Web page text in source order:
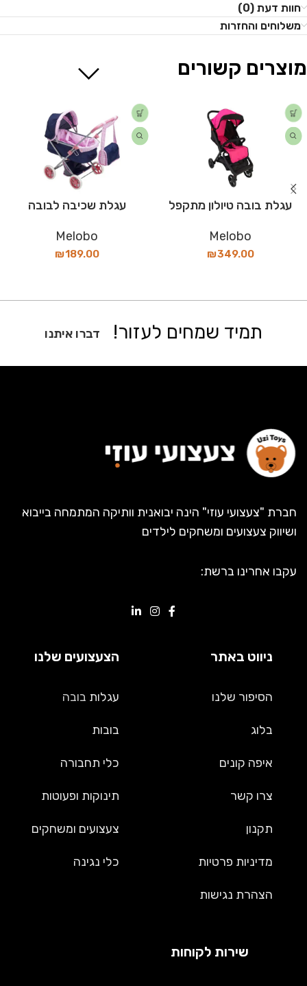
חוות דעת (0)
משלוחים והחזרות
מוצרים קשורים
עגלת בובה טיולון מתקפל
Melobo
₪349.00
עגלת שכיבה לבובה
Melobo
₪189.00
תמיד שמחים לעזור! דברו איתנו
חברת "צעצועי עוזי" הינה יבואנית וותיקה המתמחה בייבוא
ושיווק צעצועים ומשחקים לילדים
עקבו אחרינו ברשת:
ניווט באתר
הסיפור שלנו
בלוג
איפה קונים
צרו קשר
תקנון
מדיניות פרטיות
הצהרת נגישות
הצעצועים שלנו
עגלות בובה
בובות
כלי תחבורה
תינוקות ופעוטות
צעצועים ומשחקים
כלי נגינה
שירות לקוחות